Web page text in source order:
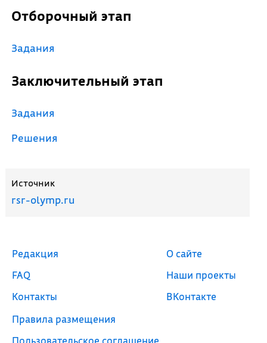
Отборочный этап
Задания
Заключительный этап
Задания
Решения
Источник
rsr-olymp.ru
Редакция
FAQ
Контакты
Правила размещения
Пользовательское соглашение
О сайте
Наши проекты
ВКонтакте